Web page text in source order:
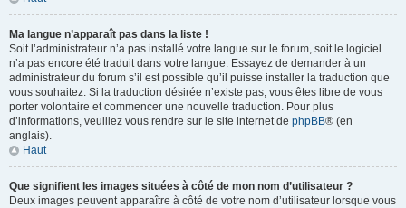
Ma langue n’apparaît pas dans la liste !
Soit l’administrateur n’a pas installé votre langue sur le forum, soit le logiciel
n’a pas encore été traduit dans votre langue. Essayez de demander à un
administrateur du forum s’il est possible qu’il puisse installer la traduction que
vous souhaitez. Si la traduction désirée n’existe pas, vous êtes libre de vous
porter volontaire et commencer une nouvelle traduction. Pour plus
d’informations, veuillez vous rendre sur le site internet de phpBB® (en
anglais).
Haut
Que signifient les images situées à côté de mon nom d’utilisateur ?
Deux images peuvent apparaître à côté de votre nom d’utilisateur lorsque vous